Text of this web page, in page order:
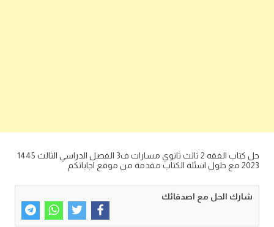
حل كتاب الفقه 2 ثالث ثانوي مسارات ف3 الفصل الدراسي الثالث 1445
2023 مع حلول اسئلة الكتاب مقدمة من موقع اجاباتكم
شارك الحل مع اصدقائك